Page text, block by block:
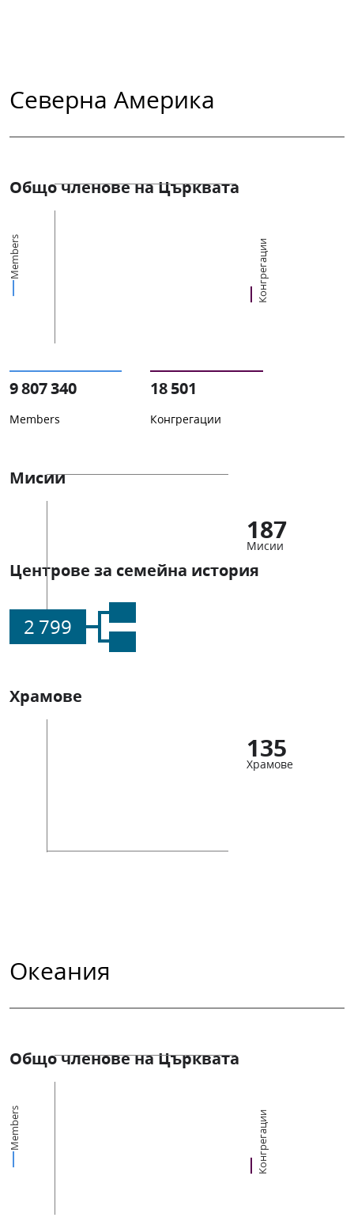
Северна Америка
Общо членове на Църквата
Members Конгрегации
9 807 340
Members
18 501
Конгрегации
Мисии
187
Мисии
Центрове за семейна история
2 799
Храмове
135
Храмове
Океания
Общо членове на Църквата
Members Конгрегации